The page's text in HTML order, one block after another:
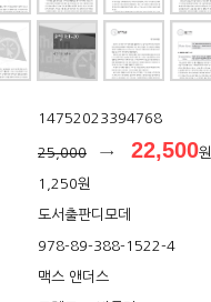
14752023394768
25,000 → 22,500원
1,250원
도서출판디모데
978-89-388-1522-4
맥스 앤더스